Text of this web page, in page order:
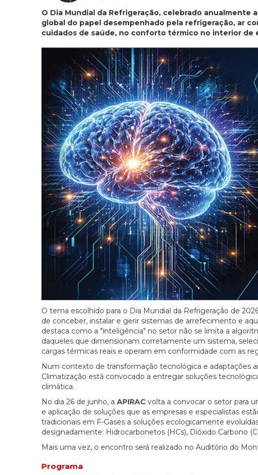
O Dia Mundial da Refrigeração, celebrado
global do papel desempenhado pela refrigeração, ar
cuidados de saúde, no conforto térmico no interior de
O tema escolhido para o Dia Mundial da Refrigeração de
de conceber, instalar e gerir sistemas de arrefecimento e
destaca como a "inteligência" no setor não se limita a
daqueles que dimensionam corretamente um sistema,
cargas térmicas reais e operam em conformidade com as
Num contexto de transformação tecnológica e adaptações
Climatização está convocado a entregar soluções
climática.
No dia 26 de junho, a APIRAC volta a convocar o setor para
e aplicação de soluções que as empresas e especialistas
tradicionais em F-Gases a soluções ecologicamente
designadamente: Hidrocarbonetos (HCs), Dióxido Carbono
Mais uma vez, o encontro será realizado no Auditório do
Programa